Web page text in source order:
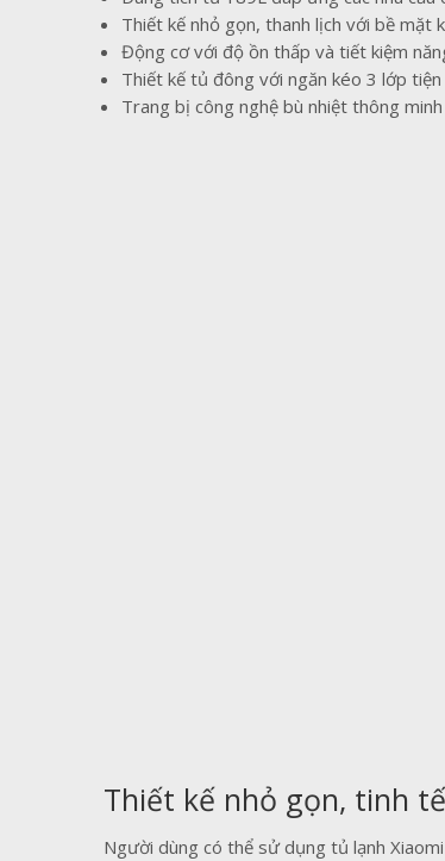
Thiết kế nhỏ gọn, thanh lịch với bề mặt
Động cơ với độ ồn thấp và tiết kiệm
Thiết kế tủ đông với ngăn kéo 3 lớp tiện
Trang bị công nghệ bù nhiệt thông minh
Thiết kế nhỏ gọn, tinh
Người dùng có thể sử dụng tủ lạnh